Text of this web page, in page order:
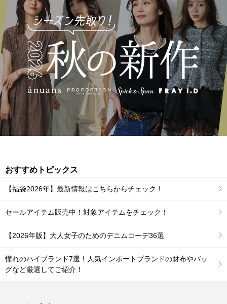
おすすめトピックス
【福袋2026年】最新情報はこちらからチェック！
セールアイテム販売中！対象アイテムをチェック！
【2026年版】大人女子のためのデニムコーデ36選
憧れのハイブランド7選！人気インポートブランドの財布やバッ
グなど厳選してご紹介！